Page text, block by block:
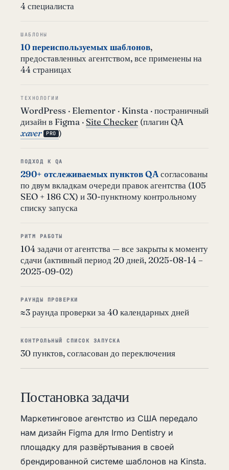
4 специалиста
ШАБЛОНЫ
10 переиспользуемых шаблонов,
предоставленных агентством, все применены на
44 страницах
ТЕХНОЛОГИИ
WordPress · Elementor · Kinsta · постраничный
дизайн в Figma · Site Checker (плагин QA
xaver
PRO )
ПОДХОД К QA
290+ отслеживаемых пунктов QAсогласованы
по двум вкладкам очереди правок агентства (105
SEO + 186 CX) и 30-пунктному контрольному
списку запуска
РИТМ РАБОТЫ
104 задачи от агентства — все закрыты к моменту
сдачи (активный период 20 дней, 2025-08-14 –
2025-09-02)
РАУНДЫ ПРОВЕРКИ
≈3 раунда проверки за 40 календарных дней
КОНТРОЛЬНЫЙ СПИСОК ЗАПУСКА
30 пунктов, согласован до переключения
Постановка задачи
Маркетинговое агентство из США передало
нам дизайн Figma для Irmo Dentistry и
площадку для развёртывания в своей
брендированной системе шаблонов на Kinsta.